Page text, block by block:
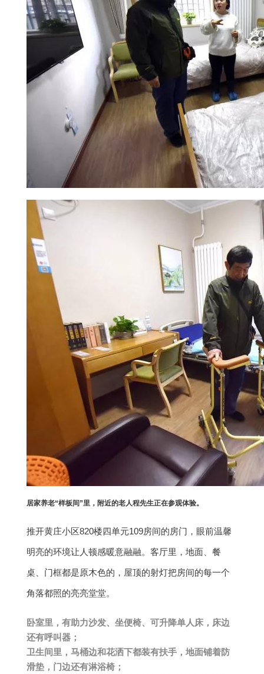
居家养老“样板间”里，附近的老人程先生正在参观体验。
推开黄庄小区820楼四单元109房间的房门，眼前温馨
明亮的环境让人顿感暖意融融。客厅里，地面、餐
桌、门框都是原木色的，屋顶的射灯把房间的每一个
角落都照的亮亮堂堂。
卧室里，有助力沙发、坐便椅、可升降单人床，床边
还有呼叫器；
卫生间里，马桶边和花洒下都装有扶手，地面铺着防
滑垫，门边还有淋浴椅；